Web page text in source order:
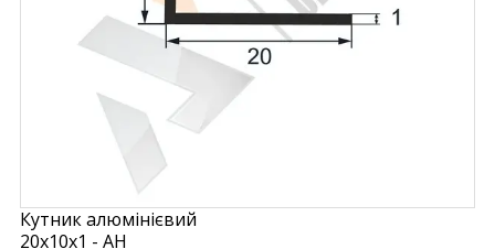
Кутник алюмінієвий
20х10х1 - АН